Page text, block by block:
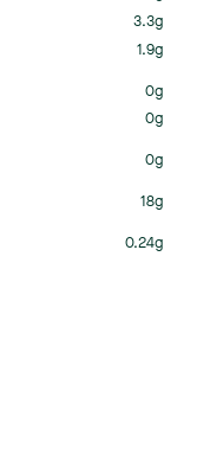
3.3g
1.9g
0g
0g
0g
18g
0.24g